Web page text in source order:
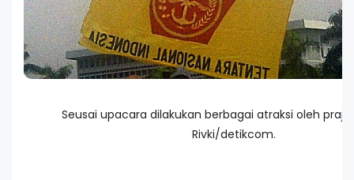
Seusai upacara dilakukan berbagai atraksi oleh
Rivki/detikcom.